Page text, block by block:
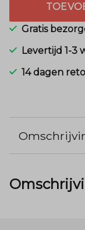
Gratis
Levertijd 1-3
14 dagen